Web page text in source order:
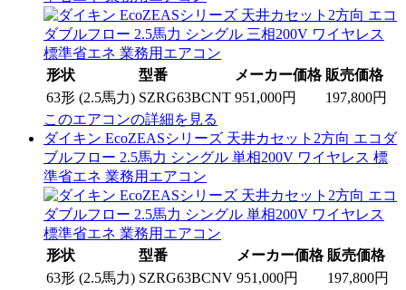
形状 型番 メーカー価格 販売価格
63形 (2.5馬力) SZRG63BCNT 951,000円
197,800円
このエアコンの詳細を見る
ダイキン EcoZEASシリーズ 天井カセット2方向 エコダ
ブルフロー 2.5馬力 シングル 単相200V ワイヤレス 標
準省エネ 業務用エアコン
形状 型番 メーカー価格 販売価格
63形 (2.5馬力) SZRG63BCNV 951,000円
197,800円